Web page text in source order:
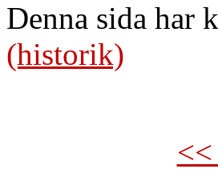
Denna sida har
(historik)